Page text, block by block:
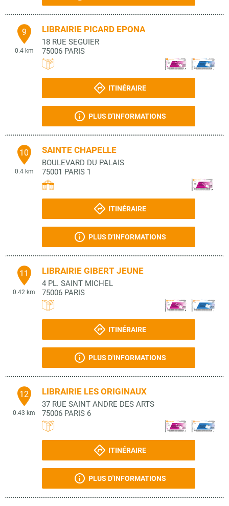
9
0.4 km
LIBRAIRIE PICARD EPONA
18 RUE SEGUIER
75006 PARIS
ITINÉRAIRE
PLUS D'INFORMATIONS
10
0.4 km
SAINTE CHAPELLE
BOULEVARD DU PALAIS
75001 PARIS 1
ITINÉRAIRE
PLUS D'INFORMATIONS
11
0.42 km
LIBRAIRIE GIBERT JEUNE
4 PL. SAINT MICHEL
75006 PARIS
ITINÉRAIRE
PLUS D'INFORMATIONS
12
0.43 km
LIBRAIRIE LES ORIGINAUX
37 RUE SAINT ANDRE DES ARTS
75006 PARIS 6
ITINÉRAIRE
PLUS D'INFORMATIONS